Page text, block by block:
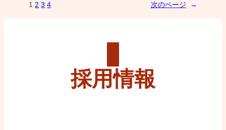
1 2 3 4 次のページ →
採用情報